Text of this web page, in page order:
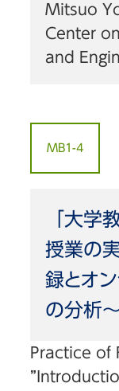
Mitsuo
Center
and
MB1-4
「大学
授業の
録とオ
の分析
Practice of